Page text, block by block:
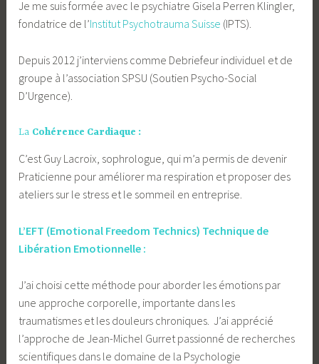
Je me suis formée avec le psychiatre Gisela Perren Klingler,
fondatrice de l’Institut Psychotrauma Suisse (IPTS).
Depuis 2012 j’interviens comme Debriefeur individuel et de
groupe à l’association SPSU (Soutien Psycho-Social
D’Urgence).
La Cohérence Cardiaque :
C’est Guy Lacroix, sophrologue, qui m’a permis de devenir
Praticienne pour améliorer ma respiration et proposer des
ateliers sur le stress et le sommeil en entreprise.
L’EFT (Emotional Freedom Technics) Technique de
Libération Emotionnelle :
J’ai choisi cette méthode pour aborder les émotions par
une approche corporelle, importante dans les
traumatismes et les douleurs chroniques. J’ai apprécié
l’approche de Jean-Michel Gurret passionné de recherches
scientifiques dans le domaine de la Psychologie